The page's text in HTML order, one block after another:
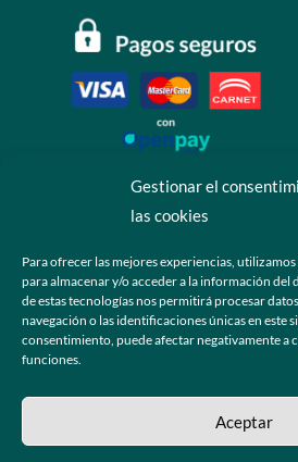
Gestionar el
las cookies
Para ofrecer las mejores experiencias,
para almacenar y/o acceder a la información
de estas tecnologías nos permitirá procesar
navegación o las identificaciones únicas en este
consentimiento, puede afectar negativamente a
funciones.
Aceptar
 +52 55 6173 7725 (Ventas)
 hola@grupo-omk.com
© 2025 Grupo OMK – Todos los derechos